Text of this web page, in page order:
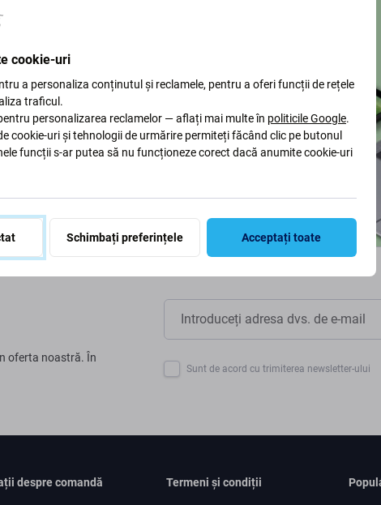
proteja planeta.
pentru a ne
oferta noastră. În
Sunt de acord cu trimiterea newsletter-ului
despre comandă Termeni și condiții
cookie-uri
a personaliza conținutul și reclamele, pentru a oferi funcții de rețele
traficul.
personalizarea reclamelor — aflați mai multe în politicile Google.
cookie-uri și tehnologii de urmărire permiteți făcând clic pe butonul
funcții s-ar putea să nu funcționeze corect dacă anumite cookie-uri
Schimbați preferințele Acceptați toate